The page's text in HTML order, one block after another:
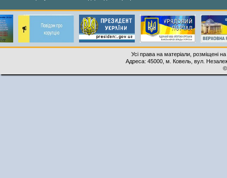
Усі права на матеріали, розміщені
Адреса: 45000, м. Ковель, вул.